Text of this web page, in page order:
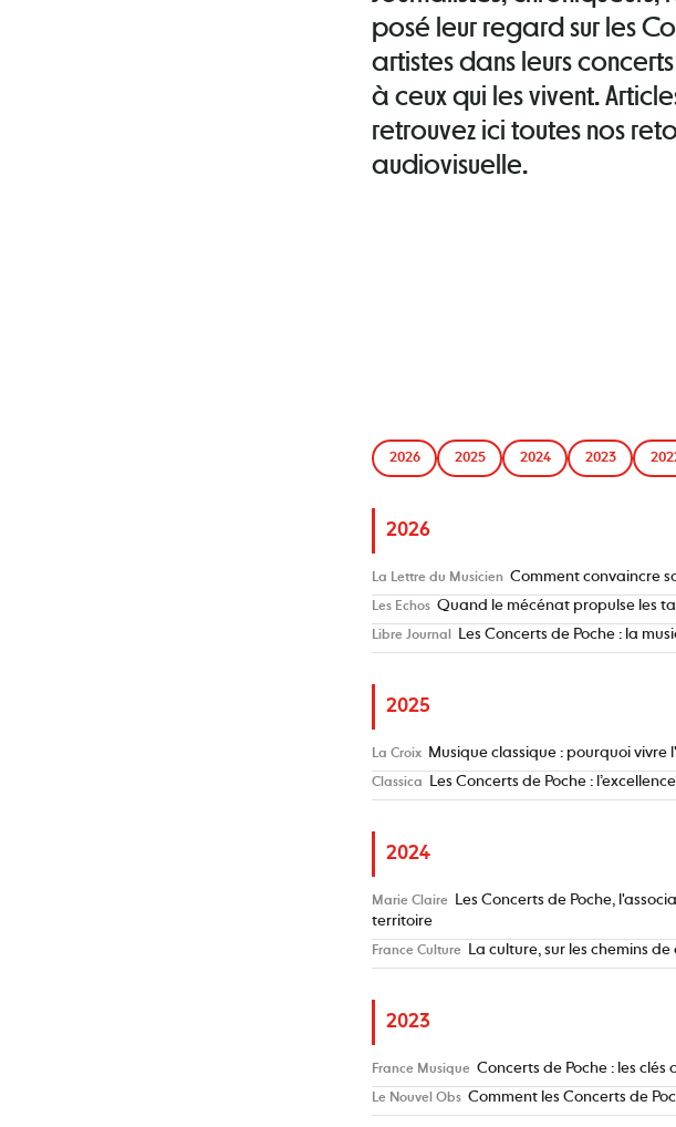
posé leur regard sur les
artistes dans leurs
à ceux qui les vivent.
retrouvez ici toutes nos
audiovisuelle.
2026 2025 2024 2023
2026
La Lettre du Musicien Comment convaincre
Les Echos Quand le mécénat propulse les
Libre Journal Les Concerts de Poche : la
2025
La Croix Musique classique : pourquoi vivre
Classica Les Concerts de Poche :
2024
Marie Claire
Les Concerts de Poche,
territoire
France Culture La culture, sur les chemins
2023
France Musique Concerts de Poche : les clés
Le Nouvel Obs Comment les Concerts de